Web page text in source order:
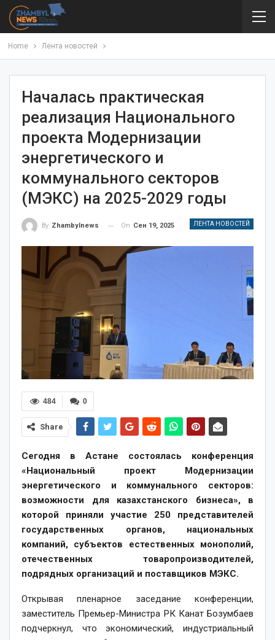
Home Лента новостей
Началась практическая
реализация Национального
проекта Модернизации
энергетического и
коммунального секторов
(МЭКС) на 2025-2029 годы
ЛЕНТА НОВОСТЕЙ
By Zhambylnews On Сен 19, 2025
0
484
Share
Сегодня в Астане состоялась конференция
«Национальный проект Модернизации
энергетического и коммунального секторов:
возможности для казахстанского бизнеса», в
которой приняли участие 250 представителей
государственных органов, национальных
компаний, субъектов естественных монополий,
отечественных товаропроизводителей,
подрядных организаций и поставщиков МЭКС.
Открывая пленарное заседание конференции,
заместитель Премьер-Министра РК Канат Бозумбаев
подчеркнул, что экономический, индустриальный